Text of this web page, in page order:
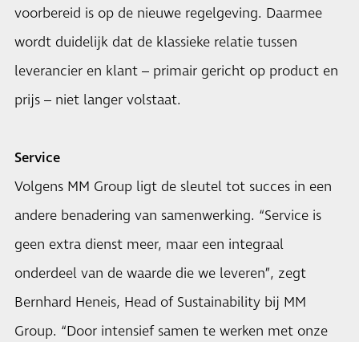
voorbereid is op de nieuwe regelgeving. Daarmee
wordt duidelijk dat de klassieke relatie tussen
leverancier en klant – primair gericht op product en
prijs – niet langer volstaat.
Service
Volgens MM Group ligt de sleutel tot succes in een
andere benadering van samenwerking. “Service is
geen extra dienst meer, maar een integraal
onderdeel van de waarde die we leveren”, zegt
Bernhard Heneis, Head of Sustainability bij MM
Group. “Door intensief samen te werken met onze